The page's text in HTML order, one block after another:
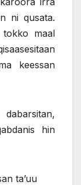
ni qusata.
tokko maal
keessan
hin
ta’uu